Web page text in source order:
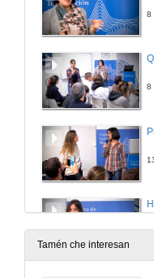
8
8
Tamén che interesan